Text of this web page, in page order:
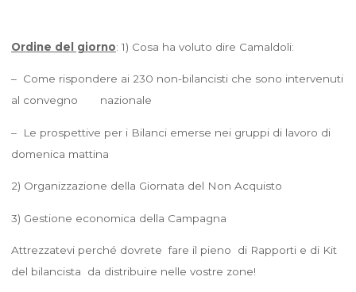
Ordine del giorno: 1) Cosa ha voluto dire Camaldoli:
– Come rispondere ai 230 non-bilancisti che sono intervenuti
al convegno nazionale
– Le prospettive per i Bilanci emerse nei gruppi di lavoro di
domenica mattina
2) Organizzazione della Giornata del Non Acquisto
3) Gestione economica della Campagna
Attrezzatevi perché dovrete fare il pieno di Rapporti e di Kit
del bilancista da distribuire nelle vostre zone!